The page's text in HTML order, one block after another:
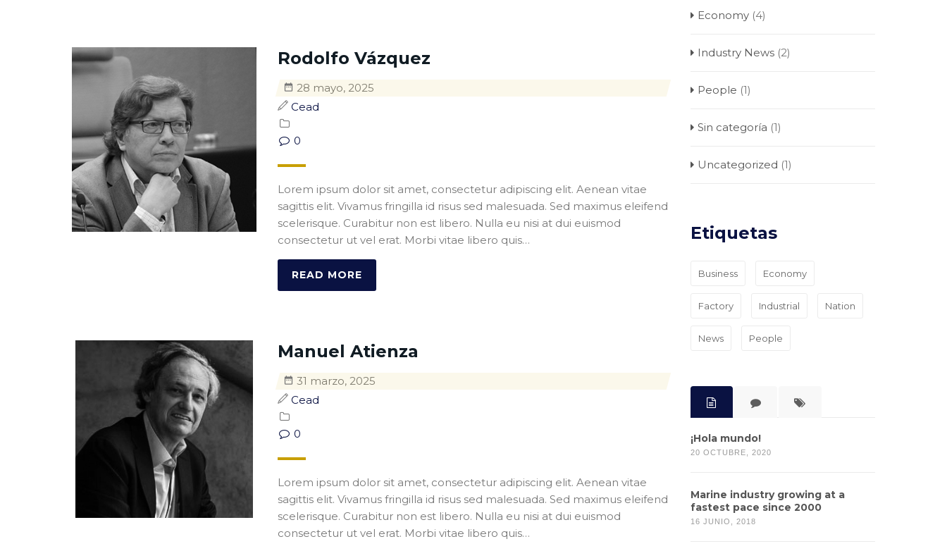
Rodolfo Vázquez
28 mayo, 2025
Cead
0
Lorem ipsum dolor sit amet, consectetur adipiscing elit. Aenean vitae
sagittis elit. Vivamus fringilla id risus sed malesuada. Sed maximus eleifend
scelerisque. Curabitur non est libero. Nulla eu nisi at dui euismod
consectetur ut vel erat. Morbi vitae libero quis…
READ MORE
Manuel Atienza
31 marzo, 2025
Cead
0
Lorem ipsum dolor sit amet, consectetur adipiscing elit. Aenean vitae
sagittis elit. Vivamus fringilla id risus sed malesuada. Sed maximus eleifend
scelerisque. Curabitur non est libero. Nulla eu nisi at dui euismod
consectetur ut vel erat. Morbi vitae libero quis…
Economy(4)
Industry News(2)
People (1)
Sin categoría (1)
Uncategorized (1)
Etiquetas
Business Economy
Factory Industrial Nation
News People
¡Hola mundo!
20 OCTUBRE, 2020
Marine industry growing at a
fastest pace since 2000
16 JUNIO, 2018